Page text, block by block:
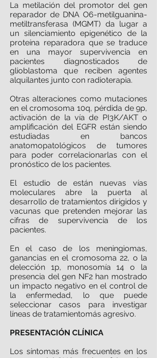
La metilación del promotor del gen
reparador de DNA O6-metilguanina-
metiltransferasa (MGMT) da lugar a
un silenciamiento epigenético de la
proteína reparadora que se traduce
en una mayor supervivencia en
pacientes diagnosticados de
glioblastoma que reciben agentes
alquilantes junto con radioterapia.
Otras alteraciones como mutaciones
en el cromosoma 10q, pérdida de 9p,
activación de la vía de PI3K/AKT o
amplificación del EGFR están siendo
estudiadas en bancos
anatomopatológicos de tumores
para poder correlacionarlas con el
pronóstico de los pacientes.
El estudio de están nuevas vías
moleculares abre la puerta al
desarrollo de tratamientos dirigidos y
vacunas que pretenden mejorar las
cifras de supervivencia de los
pacientes.
En el caso de los meningiomas,
ganancias en el cromosoma 22, o la
delección 1p, monosomía 14 o la
presencia del gen NF2 han mostrado
un impacto negativo en el control de
la enfermedad, lo que puede
seleccionar casos para investigar
líneas de tratamientomás agresivo.
PRESENTACIÓN CLÍNICA
Los síntomas más frecuentes en los